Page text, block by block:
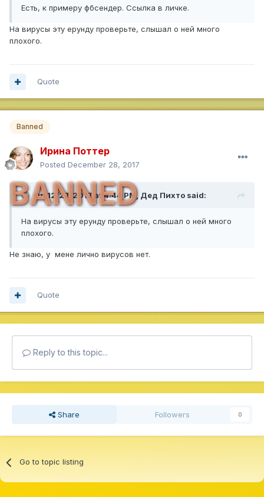
Есть, к примеру фбсендер. Ссылка в личке.
На вирусы эту ерунду проверьте, слышал о ней много
плохого.
Quote
Banned
Ирина Поттер
Posted December 28, 2017
BANNED
On 12/27/2017 at 4:44 PM, Дед Пихто said:
На вирусы эту ерунду проверьте, слышал о ней много
плохого.
Не знаю, у мене лично вирусов нет.
Quote
Reply to this topic...
Share Followers 0
Go to topic listing